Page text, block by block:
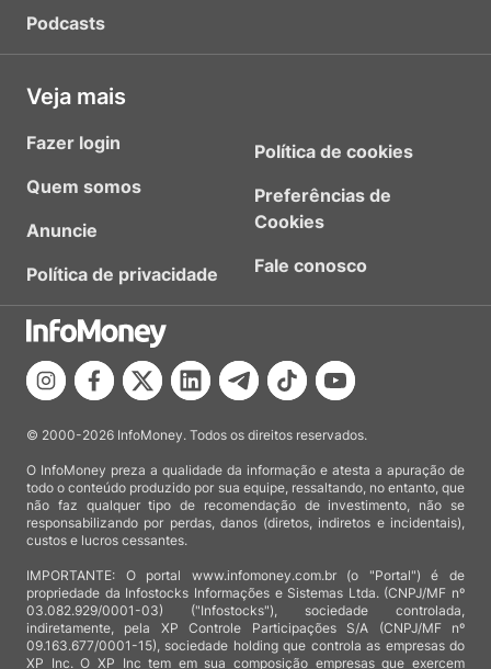
Podcasts
Veja mais
Fazer login
Quem somos
Anuncie
Política de privacidade
Política de cookies
Preferências de
Cookies
Fale conosco
© 2000-2026 InfoMoney. Todos os direitos reservados.
O InfoMoney preza a qualidade da informação e atesta a apuração de
todo o conteúdo produzido por sua equipe, ressaltando, no entanto, que
não faz qualquer tipo de recomendação de investimento, não se
responsabilizando por perdas, danos (diretos, indiretos e incidentais),
custos e lucros cessantes.
IMPORTANTE: O portal www.infomoney.com.br (o "Portal") é de
propriedade da Infostocks Informações e Sistemas Ltda. (CNPJ/MF nº
03.082.929/0001-03) ("Infostocks"), sociedade controlada,
indiretamente, pela XP Controle Participações S/A (CNPJ/MF nº
09.163.677/0001-15), sociedade holding que controla as empresas do
XP Inc. O XP Inc tem em sua composição empresas que exercem